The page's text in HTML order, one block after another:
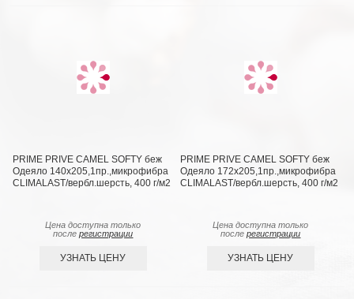
PRIME PRIVE CAMEL SOFTY беж
Одеяло 140х205,1пр.,микрофибра
CLIMALAST/вербл.шерсть, 400 г/м2
Цена доступна только
послерегистрации
УЗНАТЬ ЦЕНУ
PRIME PRIVE CAMEL SOFTY беж
Одеяло 172х205,1пр.,микрофибра
CLIMALAST/вербл.шерсть, 400 г/м2
Цена доступна только
послерегистрации
УЗНАТЬ ЦЕНУ